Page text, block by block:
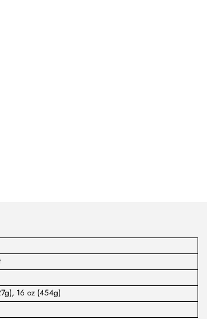
16 oz (454g)